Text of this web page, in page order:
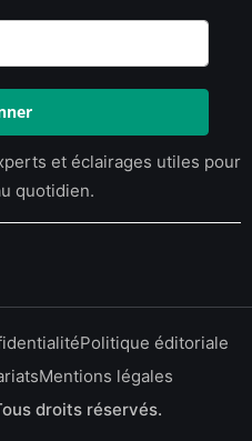
et éclairages utiles pour
quotidien.
Politique éditoriale
Mentions légales
droits réservés.